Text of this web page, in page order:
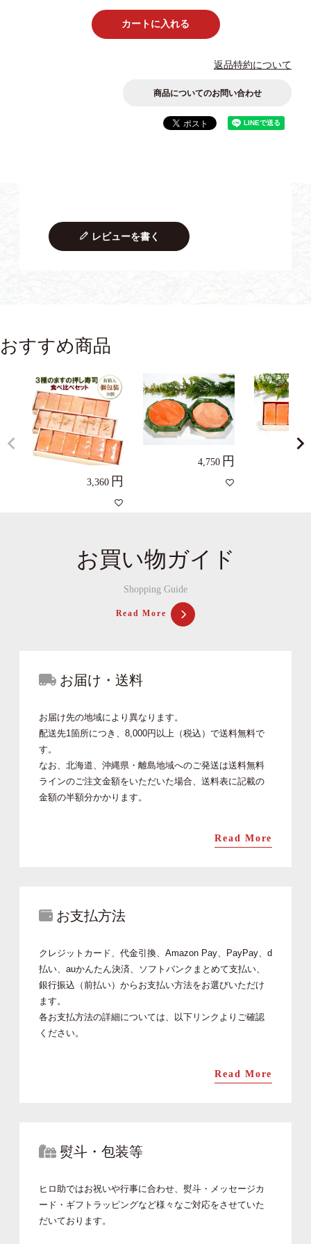
カートに入れる
返品特約について
商品についてのお問い合わせ
レビューを書く
おすすめ商品
3,360
4,750
お買い物ガイド
Shopping Guide
Read More
お届け・送料
お届け先の地域により異なります。
配送先1箇所につき、8,000円以上（税込）で送料無料で
す。
なお、北海道、沖縄県・離島地域へのご発送は送料無料
ラインのご注文金額をいただいた場合、送料表に記載の
金額の半額分かかります。
Read More
お支払方法
クレジットカード、代金引換、Amazon Pay、PayPay、d
払い、auかんたん決済、ソフトバンクまとめて支払い、
銀行振込（前払い）からお支払い方法をお選びいただけ
ます。
各お支払方法の詳細については、以下リンクよりご確認
ください。
Read More
熨斗・包装等
ヒロ助ではお祝いや行事に合わせ、熨斗・メッセージカ
ード・ギフトラッピングなど様々なご対応をさせていた
だいております。